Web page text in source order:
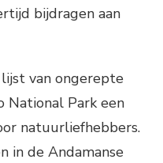
bijdragen aan
van ongerepte
National Park een
natuurliefhebbers.
in de Andamanse